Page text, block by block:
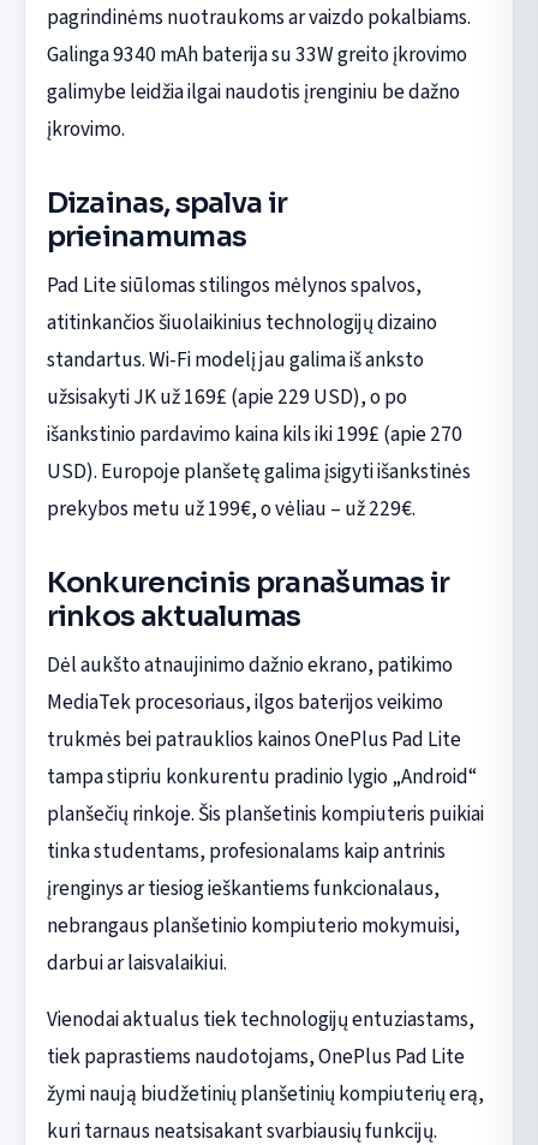
pagrindinėms nuotraukoms ar vaizdo pokalbiams.
Galinga 9340 mAh baterija su 33W greito įkrovimo
galimybe leidžia ilgai naudotis įrenginiu be dažno
įkrovimo.
Dizainas, spalva ir
prieinamumas
Pad Lite siūlomas stilingos mėlynos spalvos,
atitinkančios šiuolaikinius technologijų dizaino
standartus. Wi-Fi modelį jau galima iš anksto
užsisakyti JK už 169£ (apie 229 USD), o po
išankstinio pardavimo kaina kils iki 199£ (apie 270
USD). Europoje planšetę galima įsigyti išankstinės
prekybos metu už 199€, o vėliau – už 229€.
Konkurencinis pranašumas ir
rinkos aktualumas
Dėl aukšto atnaujinimo dažnio ekrano, patikimo
MediaTek procesoriaus, ilgos baterijos veikimo
trukmės bei patrauklios kainos OnePlus Pad Lite
tampa stipriu konkurentu pradinio lygio „Android“
planšečių rinkoje. Šis planšetinis kompiuteris puikiai
tinka studentams, profesionalams kaip antrinis
įrenginys ar tiesiog ieškantiems funkcionalaus,
nebrangaus planšetinio kompiuterio mokymuisi,
darbui ar laisvalaikiui.
Vienodai aktualus tiek technologijų entuziastams,
tiek paprastiems naudotojams, OnePlus Pad Lite
žymi naują biudžetinių planšetinių kompiuterių erą,
kuri tarnaus neatsisakant svarbiausių funkcijų.